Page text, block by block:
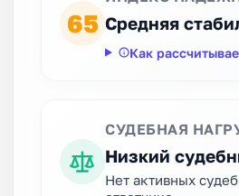
65 Средняя
Как
СУДЕБНАЯ
Низкий
Нет активных